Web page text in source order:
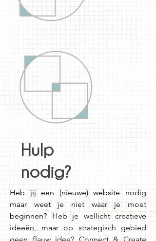
Hulp
nodig?
Heb jij een (nieuwe) website nodig
maar weet je niet waar je moet
beginnen? Heb je wellicht creatieve
ideeën, maar op strategisch gebied